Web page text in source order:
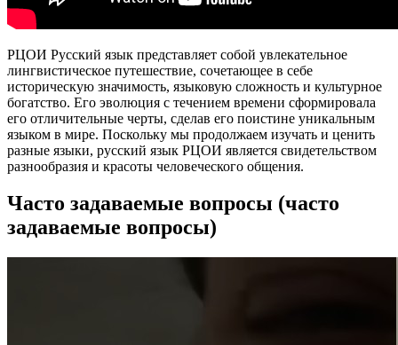
РЦОИ Русский язык представляет собой увлекательное
лингвистическое путешествие, сочетающее в себе
историческую значимость, языковую сложность и культурное
богатство. Его эволюция с течением времени сформировала
его отличительные черты, сделав его поистине уникальным
языком в мире. Поскольку мы продолжаем изучать и ценить
разные языки, русский язык РЦОИ является свидетельством
разнообразия и красоты человеческого общения.
Часто задаваемые вопросы (часто
задаваемые вопросы)